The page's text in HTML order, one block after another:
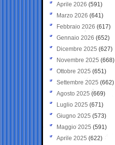
Aprile 2026 (591)
Marzo 2026 (641)
Febbraio 2026 (617)
Gennaio 2026 (652)
Dicembre 2025 (627)
Novembre 2025 (668)
Ottobre 2025 (651)
Settembre 2025 (662)
Agosto 2025 (669)
Luglio 2025 (671)
Giugno 2025 (573)
Maggio 2025 (591)
Aprile 2025 (622)